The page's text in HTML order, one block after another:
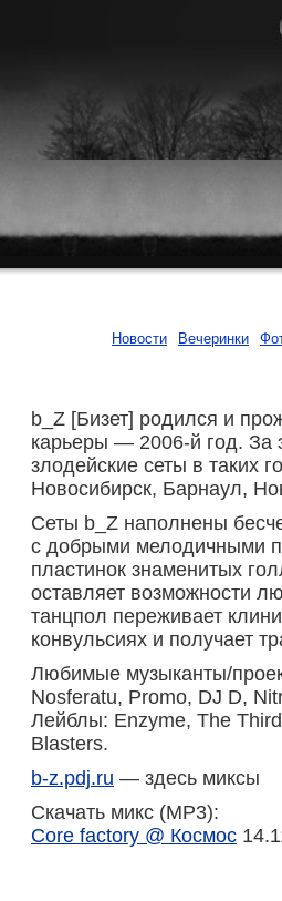
Новости Вечеринки
b_Z [Бизет] родился и
карьеры — 2006-й год. За
злодейские сеты в таких
Новосибирск, Барнаул,
Сеты b_Z наполнены
с добрыми мелодичными
пластинок знаменитых
оставляет возможности
танцпол переживает
конвульсиях и получает
Любимые музыканты/
Nosferatu, Promo, DJ D,
Лейблы: Enzyme, The
Blasters.
b-z.pdj.ru — здесь миксы
Скачать микс (MP3):
Core factory @ Космос